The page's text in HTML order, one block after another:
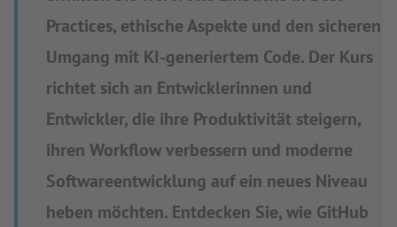
Practices, ethische Aspekte und den sicheren
Umgang mit KI-generiertem Code. Der Kurs
richtet sich an Entwicklerinnen und
Entwickler, die ihre Produktivität steigern,
ihren Workflow verbessern und moderne
Softwareentwicklung auf ein neues Niveau
heben möchten. Entdecken Sie, wie GitHub